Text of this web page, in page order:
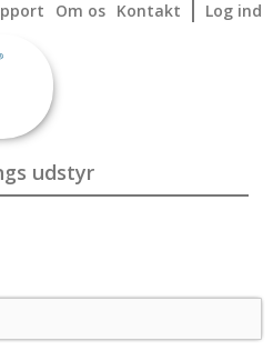
Om os Kontakt Log ind
udstyr